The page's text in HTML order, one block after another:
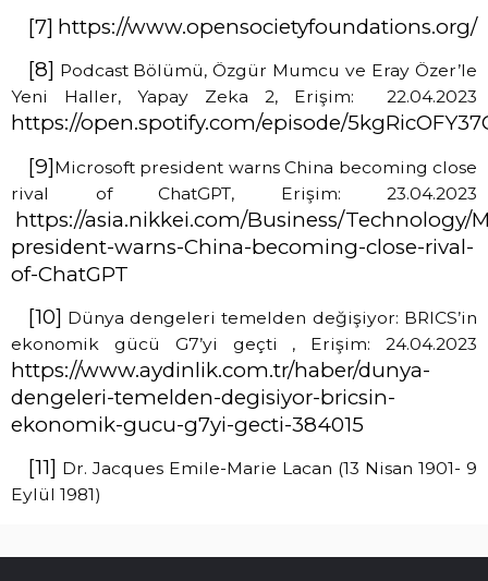
[7] https://www.opensocietyfoundations.org/
[8] Podcast Bölümü, Özgür Mumcu ve Eray Özer’le
Yeni Haller, Yapay Zeka 2, Erişim: 22.04.2023
https://open.spotify.com/episode/
[9]Microsoft president warns China becoming close
rival of ChatGPT, Erişim: 23.04.2023
https://asia.nikkei.com/Business/Technology/
president-warns-China-becoming-close-rival-
of-ChatGPT
[10] Dünya dengeleri temelden değişiyor: BRICS’in
ekonomik gücü G7’yi geçti , Erişim: 24.04.2023
https://www.aydinlik.com.tr/haber/dunya-
dengeleri-temelden-degisiyor-bricsin-
ekonomik-gucu-g7yi-gecti-384015
[11] Dr. Jacques Emile-Marie Lacan (13 Nisan 1901- 9
Eylül 1981)